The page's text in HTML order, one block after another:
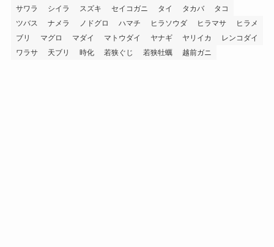
サワラ シイラ スズキ セイコガニ タイ タカバ
タコ
ツバス
ナメラ ノドグロ ハマチ ヒラソウダ ヒラマサ
ヒラメ
ブリ
マグロ マダイ マトウダイ ヤナギ ヤリイカ
レンコダイ
ワラサ
天ブリ 時化 若狭ぐじ 若狭牡蠣 越前ガニ